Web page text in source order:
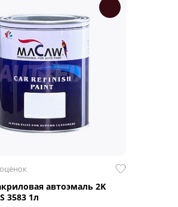
автоэмаль 2K
3583 1л